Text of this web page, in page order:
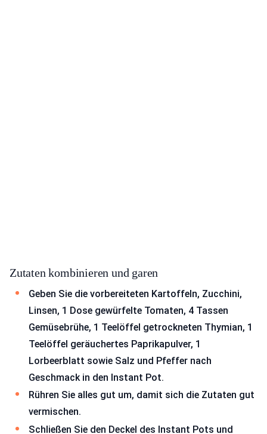
Zutaten kombinieren und garen
Geben Sie die vorbereiteten Kartoffeln, Zucchini,
Linsen, 1 Dose gewürfelte Tomaten, 4 Tassen
Gemüsebrühe, 1 Teelöffel getrockneten Thymian, 1
Teelöffel geräuchertes Paprikapulver, 1
Lorbeerblatt sowie Salz und Pfeffer nach
Geschmack in den Instant Pot.
Rühren Sie alles gut um, damit sich die Zutaten gut
vermischen.
Schließen Sie den Deckel des Instant Pots und